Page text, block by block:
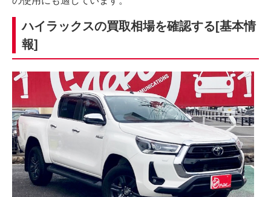
ハイラックスの買取相場を確認する[基本情
報]